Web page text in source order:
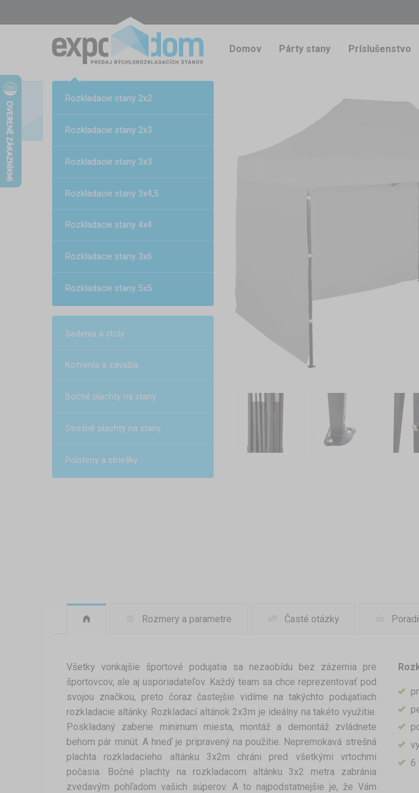
Domov Párty stany Príslušenstvo
Rozkladacie stany 2x2
Rozkladacie stany 2x3
Rozkladacie stany 3x3
Rozkladacie stany 3x4,5
Rozkladacie stany 4x4
Rozkladacie stany 3x6
Rozkladacie stany 5x5
Sedenia a stoly
Kotvenia a závažia
Bočné plachty na stany
Strešné plachty na stany
Polsteny a striešky
Rozmery a parametre Časté otázky
Všetky vonkajšie športové podujatia sa nezaobídu bez zázemia pre
športovcov, ale aj usporiadateľov. Každý team sa chce reprezentovať pod
svojou značkou, preto čoraz častejšie vidíme na takýchto podujatiach
rozkladacie altánky. Rozkladací altánok 2x3m je ideálny na takéto využitie.
Poskladaný zaberie minimum miesta, montáž a demontáž zvládnete
behom pár minút. A hneď je pripravený na použitie. Nepremokavá strešná
plachta rozkladacieho altánku 3x2m chráni pred všetkými vrtochmi
počasia. Bočné plachty na rozkladacom altánku 3x2 metra zabránia
zvedavým pohľadom vašich súperov. A to najpodstatnejšie je, že Vám
6